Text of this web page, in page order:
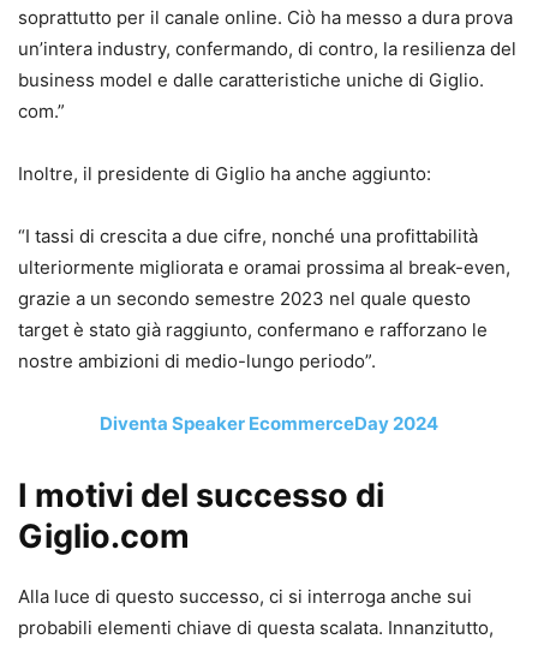
soprattutto per il canale online. Ciò ha messo a dura prova
un’intera industry, confermando, di contro, la resilienza del
business model e dalle caratteristiche uniche di Giglio.
com.”
Inoltre, il presidente di Giglio ha anche aggiunto:
“I tassi di crescita a due cifre, nonché una profittabilità
ulteriormente migliorata e oramai prossima al break-even,
grazie a un secondo semestre 2023 nel quale questo
target è stato già raggiunto, confermano e rafforzano le
nostre ambizioni di medio-lungo periodo”.
Diventa Speaker EcommerceDay 2024
I motivi del successo di
Giglio.com
Alla luce di questo successo, ci si interroga anche sui
probabili elementi chiave di questa scalata. Innanzitutto,